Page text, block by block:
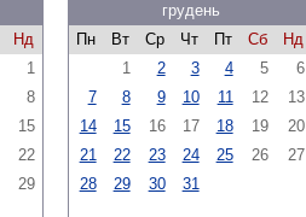
Нд
1
8
15
22
29
грудень
Пн
Вт Ср Чт Пт Сб
Нд
1
2 3 4 5
6
7
8 9 10 11 12
13
14
15 16 17 18 19
20
21
22 23 24 25 26
27
28
29 30 31